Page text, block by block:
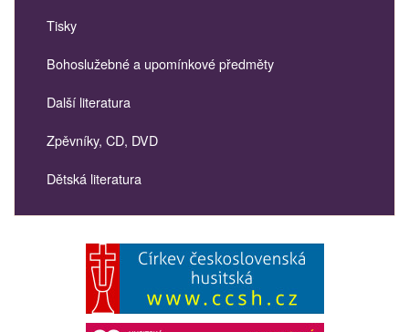
Tisky
Bohoslužebné a upomínkové předměty
Další literatura
Zpěvníky, CD, DVD
Dětská literatura